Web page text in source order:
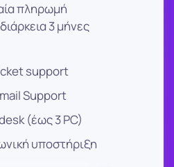
πληρωμή
3 μήνες
support
Support
(έως 3 PC)
υποστήριξη